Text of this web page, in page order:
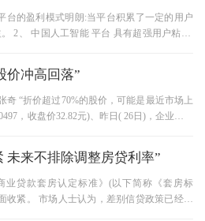
台的盈利模式明朗:当平台积累了一定的用户
2、 中国人工智能 平台 具有超强用户粘性:
价冲高回落”
奇 “折价超过70%的股价，可能是最近市场上
，收盘价32.82元)、昨日( 26日)，企业总股
未来不排除调整房贷利率”
业贷款套房认定标准》(以下简称《套房标
收紧。 市场人士认为，差别信贷政策已经充